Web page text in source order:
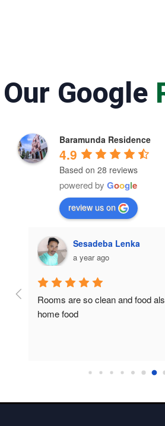
Our Google
Baramunda Residence
4.9
Based on 28 reviews
powered by Google
review us on
Sesadeba Lenka
a year ago
Rooms are so clean and food
home food